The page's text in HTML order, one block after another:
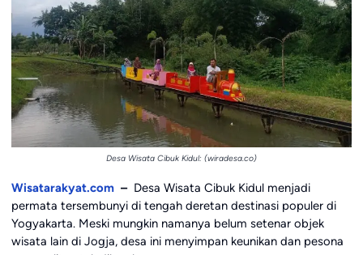
Desa Wisata Cibuk Kidul: (wiradesa.co)
Wisatarakyat.com – Desa Wisata Cibuk Kidul menjadi
permata tersembunyi di tengah deretan destinasi populer di
Yogyakarta. Meski mungkin namanya belum setenar objek
wisata lain di Jogja, desa ini menyimpan keunikan dan pesona